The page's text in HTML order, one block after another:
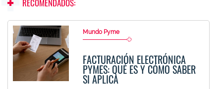
RECOMENDADOS:
Mundo Pyme
FACTURACIÓN ELECTRÓNICA
PYMES: QUÉ ES Y CÓMO SABER
SI APLICA